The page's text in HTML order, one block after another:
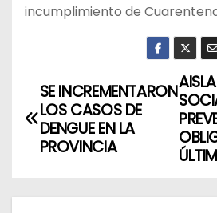
incumplimiento de
N
a
e
SE INCREMENTARON
LOS CASOS DE
DENGUE EN LA
PROVINCIA